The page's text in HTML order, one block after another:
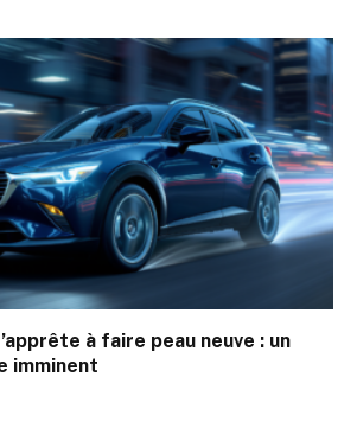
à faire peau neuve : un
imminent